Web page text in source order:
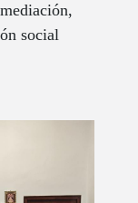
social